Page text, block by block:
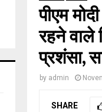
पीएम
रहने वाले
प्रशंसा,
by admin
SHARE